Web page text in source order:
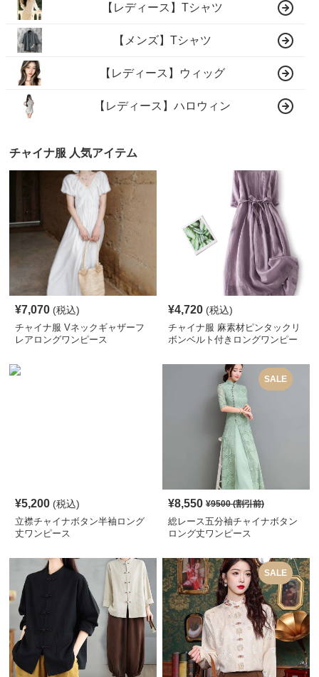
【レディース】Tシャツ
【メンズ】Tシャツ
【レディース】ウィッグ
【レディース】ハロウィン
チャイナ服 人気アイテム
¥7,070 (税込)
チャイナ服 Vネックギャザーフ
レアロングワンピース
¥4,720 (税込)
チャイナ服 麻素材ピンタックリ
ボンベルト付きロングワンピー
¥5,200 (税込)
立襟チャイナボタン半袖ロング
丈ワンピース
SALE
¥8,550 ¥9500(割引前)
総レース五分袖チャイナボタン
ロング丈ワンピース
SALE